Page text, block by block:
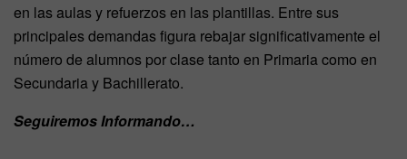
en las aulas y refuerzos en las plantillas. Entre sus
principales demandas figura rebajar significativamente el
número de alumnos por clase tanto en Primaria como en
Secundaria y Bachillerato.
Seguiremos Informando…